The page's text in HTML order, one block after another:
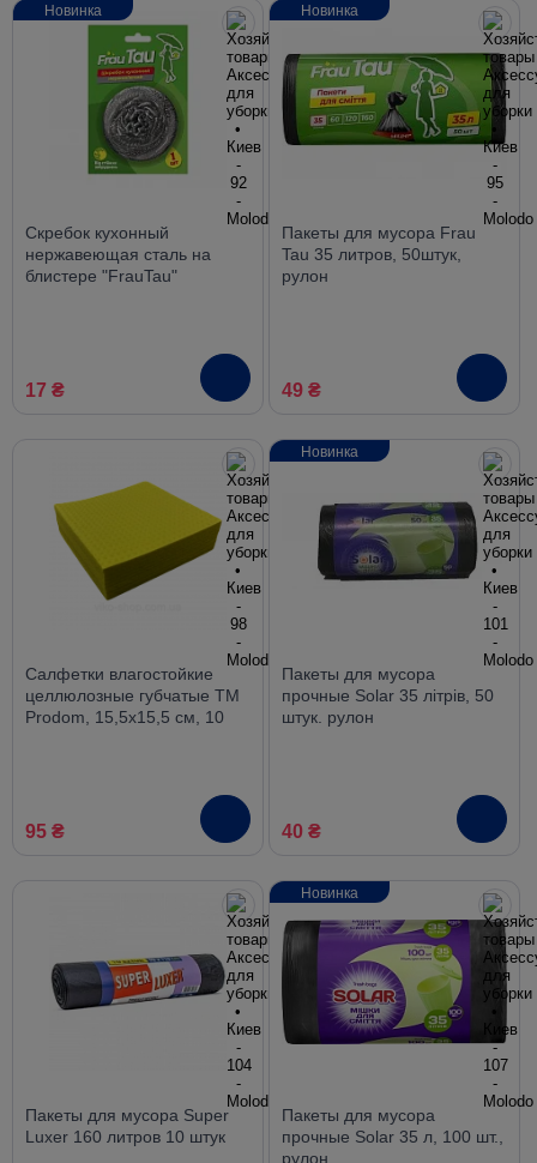
Скребок кухонный
нержавеющая сталь на
блистере "FrauTau"
17 ₴
Новинка
Пакеты для мусора Frau
Tau 35 литров, 50штук,
рулон
49 ₴
Новинка
Салфетки влагостойкие
целлюлозные губчатые ТМ
Prodom, 15,5х15,5 см, 10
95 ₴
Пакеты для мусора
прочные Solar 35 літрів, 50
штук. рулон
40 ₴
Новинка
Пакеты для мусора Super
Luxer 160 литров 10 штук
Пакеты для мусора
прочные Solar 35 л, 100 шт.,
рулон
Новинка